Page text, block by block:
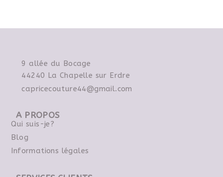
9 allée du Bocage
44240 La Chapelle sur Erdre
capricecouture44@gmail.com
A PROPOS
Qui suis-je?
Blog
Informations légales